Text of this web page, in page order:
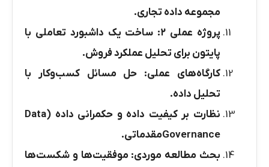
مجموعه داده تجاری.
پروژه عملی ۲: ساخت یک داشبورد تعاملی با
پایتون برای تحلیل عملکرد فروش.
کارگاه‌های عملی: حل مسائل کسب‌وکار با
تحلیل داده.
نظارت بر کیفیت داده و حکمرانی داده
(Data
Governanceمقدماتی.
بحث مطالعه موردی: موفقیت‌ها و شکست‌ها